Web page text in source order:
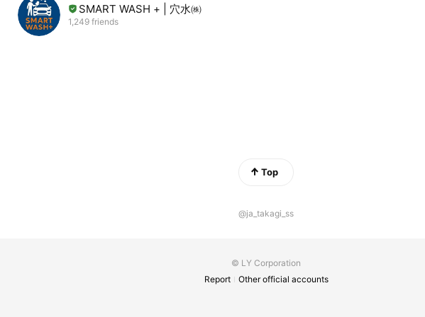
SMART WASH + | 穴水㈱
1,249 friends
Top
@ja_takagi_ss
© LY Corporation
Report
Other official accounts